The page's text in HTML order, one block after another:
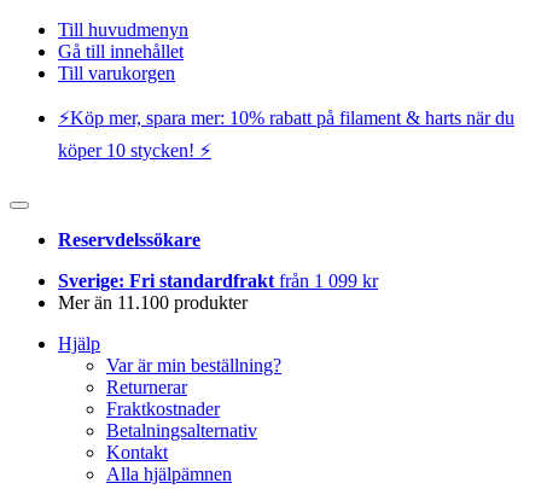
Till huvudmenyn
Gå till innehållet
Till varukorgen
⚡️Köp mer, spara mer: 10% rabatt på filament & harts när du
köper 10 stycken! ⚡️
Reservdelssökare
Sverige: Fri standardfrakt från 1 099 kr
Mer än 11.100 produkter
Hjälp
Var är min beställning?
Returnerar
Fraktkostnader
Betalningsalternativ
Kontakt
Alla hjälpämnen